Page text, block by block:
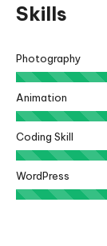
Skills
Photography
Animation
Coding Skill
WordPress